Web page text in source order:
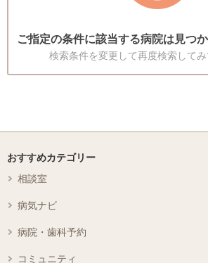
ご指定の条件に該当する病院は見つ
検索条件を変更して再度検索してみ
おすすめカテゴリー
相談室
病気ナビ
病院・歯科予約
コミュニティ